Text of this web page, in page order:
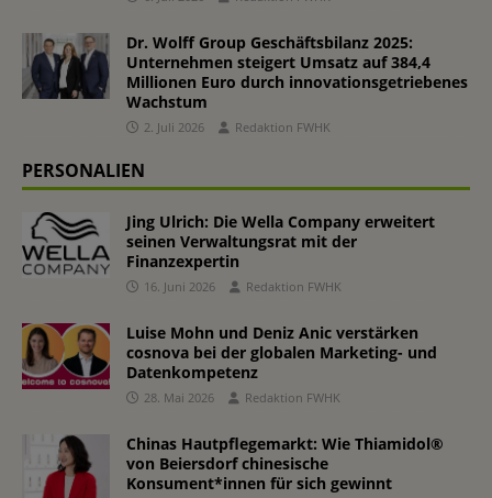
Dr. Wolff Group Geschäftsbilanz 2025:
Unternehmen steigert Umsatz auf 384,4
Millionen Euro durch innovationsgetriebenes
Wachstum
2. Juli 2026 Redaktion FWHK
PERSONALIEN
Jing Ulrich: Die Wella Company erweitert
seinen Verwaltungsrat mit der
Finanzexpertin
16. Juni 2026 Redaktion FWHK
Luise Mohn und Deniz Anic verstärken
cosnova bei der globalen Marketing- und
Datenkompetenz
28. Mai 2026 Redaktion FWHK
Chinas Hautpflegemarkt: Wie Thiamidol®
von Beiersdorf chinesische
Konsument*innen für sich gewinnt